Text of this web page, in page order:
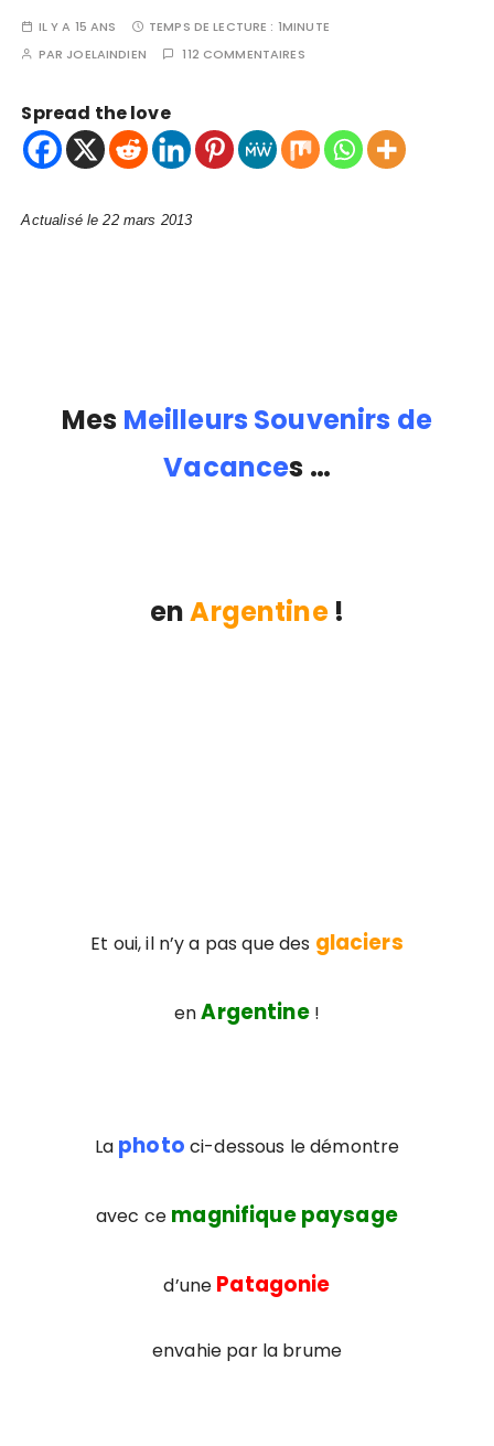
IL Y A 15 ANS TEMPS DE LECTURE : 1MINUTE
PAR JOELAINDIEN 112 COMMENTAIRES
Spread the love
Actualisé le 22 mars 2013
Mes Meilleurs Souvenirs de
Vacances …
enArgentine!
Et oui, il n’y a pas que des glaciers
enArgentine!
La photo ci-dessous le démontre
avec ce magnifique paysage
d’une Patagonie
envahie par la brume